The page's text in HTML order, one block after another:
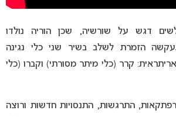
דגש על שורשיה, שכן הוריה נולדו
הזמרת לשלב בשיר שני כלי נגינה
קרר (כלי מיתר מסורתי) וקברו (כלי
התרגשות, התנסויות חדשות ורוצה